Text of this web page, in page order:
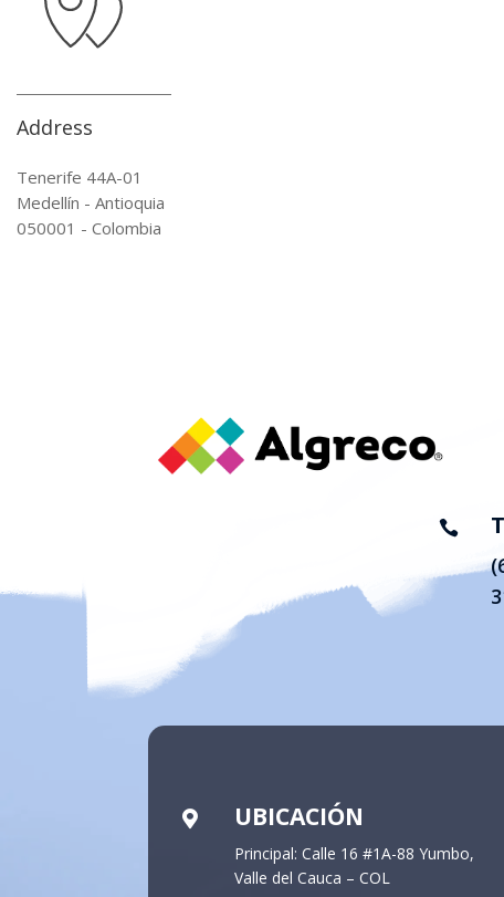
Address
Tenerife 44A-01
Medellín - Antioquia
050001 - Colombia

 UBICACIÓN
Principal: Calle 16 #1A-88 Yumbo,
Valle del Cauca – COL